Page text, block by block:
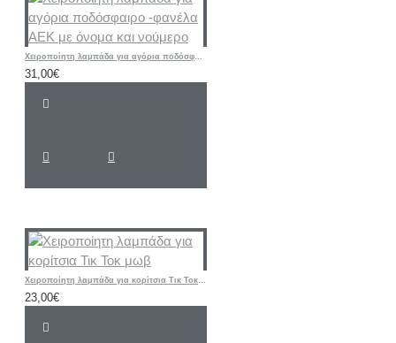
Χειροποίητη λαμπάδα για αγόρια ποδόσφαιρο -φανέλα ΑΕΚ με όνομα και νούμερο
31,00€
Χειροποίητη λαμπάδα για κορίτσια Τικ Τοκ μωβ
23,00€